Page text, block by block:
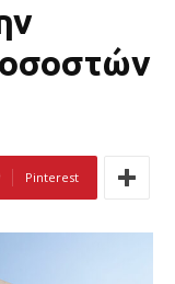
Pinterest